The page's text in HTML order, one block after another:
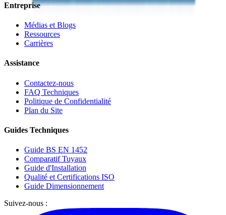
Entreprise
Médias et Blogs
Ressources
Carrières
Assistance
Contactez-nous
FAQ Techniques
Politique de Confidentialité
Plan du Site
Guides Techniques
Guide BS EN 1452
Comparatif Tuyaux
Guide d'Installation
Qualité et Certifications ISO
Guide Dimensionnement
Suivez-nous :